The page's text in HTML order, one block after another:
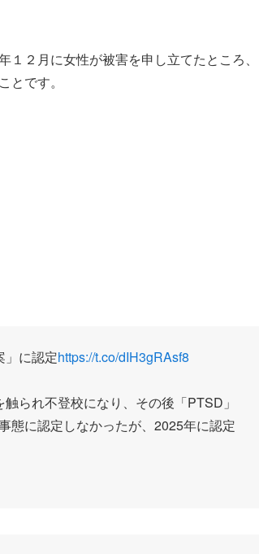
２月に女性が被害を申し立てたところ、
です。
」に認定https://t.co/dIH3gRAsf8
られ不登校になり、その後「PTSD」
態に認定しなかったが、2025年に認定